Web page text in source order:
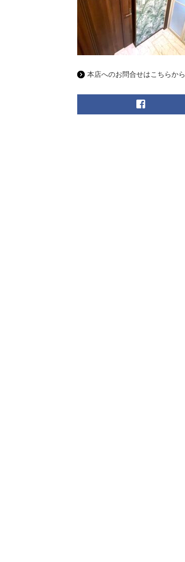
本店へのお問合せはこちらから